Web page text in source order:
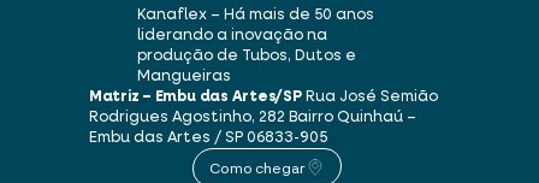
Kanaflex – Há mais de 50 anos
liderando a inovação na
produção de Tubos, Dutos e
Mangueiras
Matriz – Embu das Artes/SPRua José Semião
Rodrigues Agostinho, 282 Bairro Quinhaú –
Embu das Artes / SP06833-905
Como chegar